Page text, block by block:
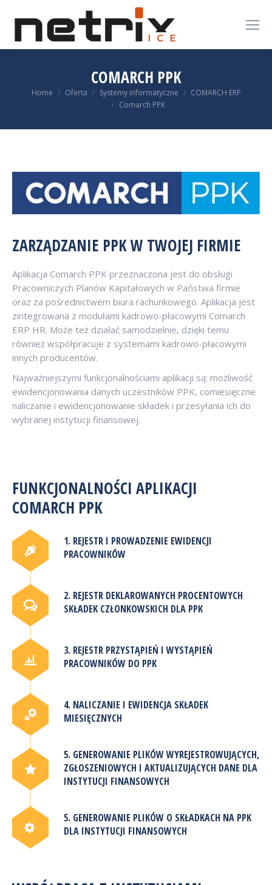
COMARCH PPK
You are here:
Home Oferta Systemy informatyczne
COMARCH ERP
Comarch PPK
ZARZĄDZANIE PPK W TWOJEJ FIRMIE
Aplikacja Comarch PPK przeznaczona jest do obsługi
Pracowniczych Planów Kapitałowych w Państwa firmie
oraz za pośrednictwem biura rachunkowego. Aplikacja jest
zintegrowana z modułami kadrowo-płacowymi Comarch
ERP HR. Może też działać samodzielnie, dzięki temu
również współpracuje z systemami kadrowo-płacowymi
innych producentów.
Najważniejszymi funkcjonalnościami aplikacji są: możliwość
ewidencjonowania danych uczestników PPK, comiesięczne
naliczanie i ewidencjonowanie składek i przesyłania ich do
wybranej instytucji finansowej.
FUNKCJONALNOŚCI APLIKACJI
COMARCH PPK
1. REJESTR I PROWADZENIE EWIDENCJI
PRACOWNIKÓW
2. REJESTR DEKLAROWANYCH PROCENTOWYCH
SKŁADEK CZŁONKOWSKICH DLA PPK
3. REJESTR PRZYSTĄPIEŃ I WYSTĄPIEŃ
PRACOWNIKÓW DO PPK
4. NALICZANIE I EWIDENCJA SKŁADEK
MIESIĘCZNYCH
5. GENEROWANIE PLIKÓW WYREJESTROWUJĄCYCH,
ZGŁOSZENIOWYCH I AKTUALIZUJĄCYCH DANE DLA
INSTYTUCJI FINANSOWYCH
5. GENEROWANIE PLIKÓW O SKŁADKACH NA PPK
DLA INSTYTUCJI FINANSOWYCH